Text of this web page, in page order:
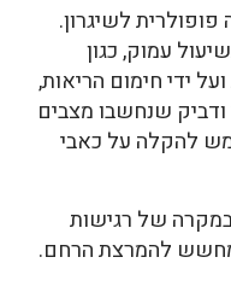
לשיגרון.
עמוק, כגון
ידי חימום הריאות,
שנחשבו מצבים
להקלה על כאבי
של רגישות
מחשש להמרצת הרחם.